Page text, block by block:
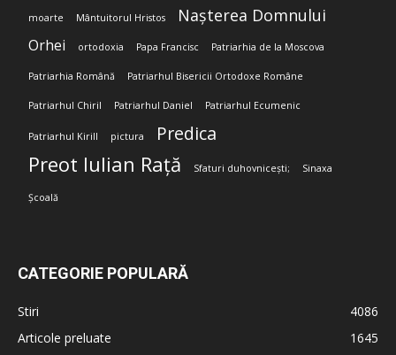
moarte Mântuitorul Hristos Nașterea Domnului
Orhei ortodoxia Papa Francisc Patriarhia de la Moscova
Patriarhia Română Patriarhul Bisericii Ortodoxe Române
Patriarhul Chiril Patriarhul Daniel Patriarhul Ecumenic
Patriarhul Kirill pictura Predica
Preot Iulian Rață Sfaturi duhovnicești; Sinaxa
Școală
CATEGORIE POPULARĂ
Stiri
4086
Articole preluate
1645